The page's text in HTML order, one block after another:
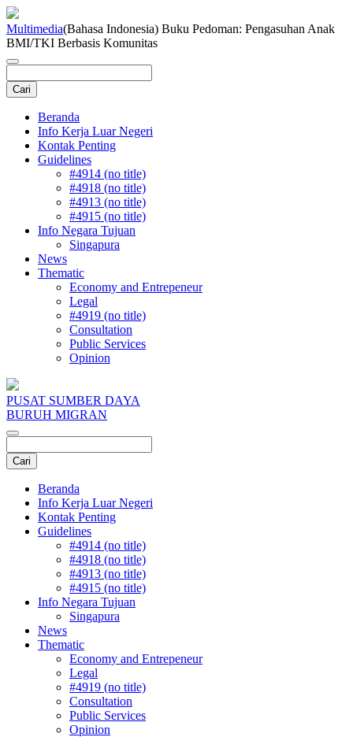
Multimedia(Bahasa Indonesia) Buku Pedoman: Pengasuhan Anak
BMI/TKI Berbasis Komunitas
Beranda
Info Kerja Luar Negeri
Kontak Penting
Guidelines
#4914 (no title)
#4918 (no title)
#4913 (no title)
#4915 (no title)
Info Negara Tujuan
Singapura
News
Thematic
Economy and Entrepeneur
Legal
#4919 (no title)
Consultation
Public Services
Opinion
PUSAT SUMBER DAYA
BURUH MIGRAN
Beranda
Info Kerja Luar Negeri
Kontak Penting
Guidelines
#4914 (no title)
#4918 (no title)
#4913 (no title)
#4915 (no title)
Info Negara Tujuan
Singapura
News
Thematic
Economy and Entrepeneur
Legal
#4919 (no title)
Consultation
Public Services
Opinion